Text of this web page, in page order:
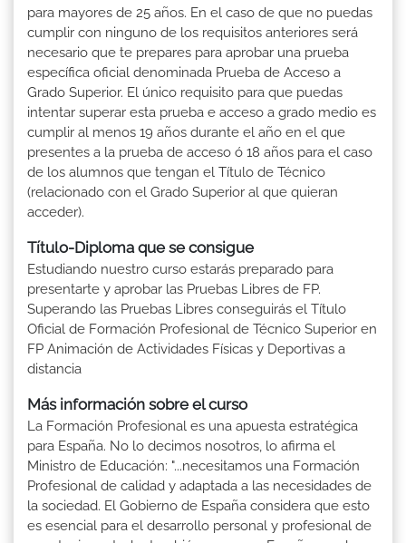
para mayores de 25 años. En el caso de que no puedas
cumplir con ninguno de los requisitos anteriores será
necesario que te prepares para aprobar una prueba
específica oficial denominada Prueba de Acceso a
Grado Superior. El único requisito para que puedas
intentar superar esta prueba e acceso a grado medio es
cumplir al menos 19 años durante el año en el que
presentes a la prueba de acceso ó 18 años para el caso
de los alumnos que tengan el Título de Técnico
(relacionado con el Grado Superior al que quieran
acceder).
Título-Diploma que se consigue
Estudiando nuestro curso estarás preparado para
presentarte y aprobar las Pruebas Libres de FP.
Superando las Pruebas Libres conseguirás el Título
Oficial de Formación Profesional de Técnico Superior en
FP Animación de Actividades Físicas y Deportivas a
distancia
Más información sobre el curso
La Formación Profesional es una apuesta estratégica
para España. No lo decimos nosotros, lo afirma el
Ministro de Educación: "...necesitamos una Formación
Profesional de calidad y adaptada a las necesidades de
la sociedad. El Gobierno de España considera que esto
es esencial para el desarrollo personal y profesional de